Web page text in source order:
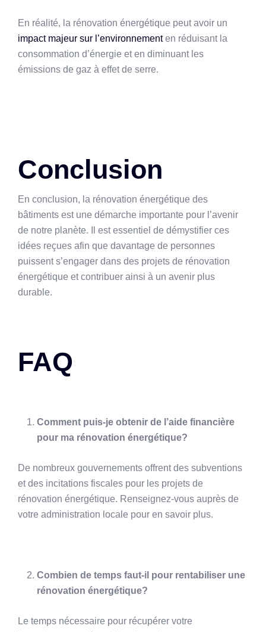
En réalité, la rénovation énergétique peut avoir un
impact majeur sur l’environnementen réduisant la
consommation d’énergie et en diminuant les
émissions de gaz à effet de serre.
Conclusion
En conclusion, la rénovation énergétique des
bâtiments est une démarche importante pour l’avenir
de notre planète. Il est essentiel de démystifier ces
idées reçues afin que davantage de personnes
puissent s’engager dans des projets de rénovation
énergétique et contribuer ainsi à un avenir plus
durable.
FAQ
Comment puis-je obtenir de l’aide financière
pour ma rénovation énergétique?
De nombreux gouvernements offrent des subventions
et des incitations fiscales pour les projets de
rénovation énergétique. Renseignez-vous auprès de
votre administration locale pour en savoir plus.
Combien de temps faut-il pour rentabiliser une
rénovation énergétique?
Le temps nécessaire pour récupérer votre